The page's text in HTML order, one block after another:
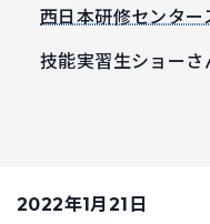
西日本研修センター
技能実習生ショー
2022年1月21日